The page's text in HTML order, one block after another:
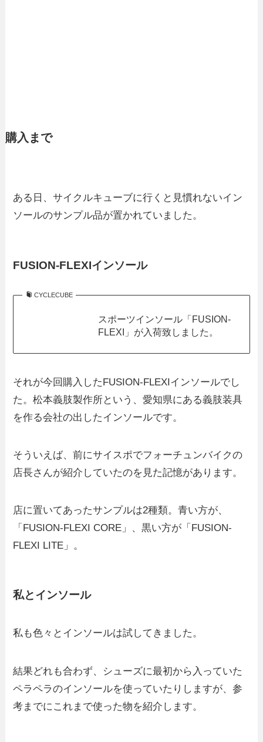
購入まで
ある日、サイクルキューブに行くと見慣れないイン
ソールのサンプル品が置かれていました。
FUSION-FLEXIインソール
CYCLECUBE
スポーツインソール「FUSION-
FLEXI」が入荷致しました。
それが今回購入したFUSION-FLEXIインソールでし
た。松本義肢製作所という、愛知県にある義肢装具
を作る会社の出したインソールです。
そういえば、前にサイスポでフォーチュンバイクの
店長さんが紹介していたのを見た記憶があります。
店に置いてあったサンプルは2種類。青い方が、
「FUSION-FLEXI CORE」、黒い方が「FUSION-
FLEXI LITE」。
私とインソール
私も色々とインソールは試してきました。
結果どれも合わず、シューズに最初から入っていた
ペラペラのインソールを使っていたりしますが、参
考までにこれまで使った物を紹介します。